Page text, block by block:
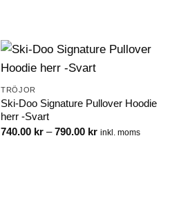
TRÖJOR
Ski-Doo Signature Pullover Hoodie
herr -Svart
740.00 kr – 790.00 krPrisintervall:
inkl. moms